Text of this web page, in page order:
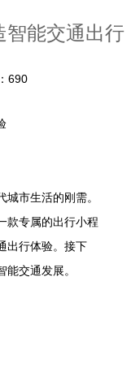
智能交通出行
690
市生活的刚需。
款专属的出行小程
出行体验。接下
交通发展。